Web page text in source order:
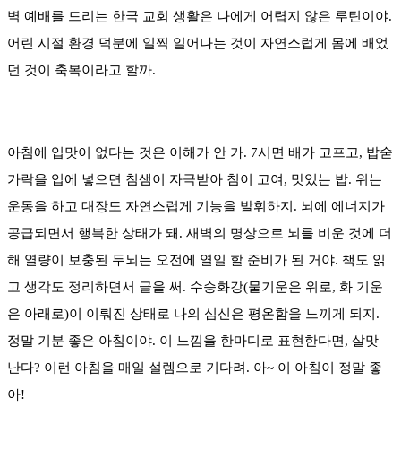
벽 예배를 드리는 한국 교회 생활은 나에게 어렵지 않은 루틴이야.
어린 시절 환경 덕분에 일찍 일어나는 것이 자연스럽게 몸에 배었
던 것이 축복이라고 할까.
아침에 입맛이 없다는 것은 이해가 안 가. 7시면 배가 고프고, 밥숟
가락을 입에 넣으면 침샘이 자극받아 침이 고여, 맛있는 밥. 위는
운동을 하고 대장도 자연스럽게 기능을 발휘하지. 뇌에 에너지가
공급되면서 행복한 상태가 돼. 새벽의 명상으로 뇌를 비운 것에 더
해 열량이 보충된 두뇌는 오전에 열일 할 준비가 된 거야. 책도 읽
고 생각도 정리하면서 글을 써. 수승화강(물기운은 위로, 화 기운
은 아래로)이 이뤄진 상태로 나의 심신은 평온함을 느끼게 되지.
정말 기분 좋은 아침이야. 이 느낌을 한마디로 표현한다면, 살맛
난다? 이런 아침을 매일 설렘으로 기다려. 아~ 이 아침이 정말 좋
아!